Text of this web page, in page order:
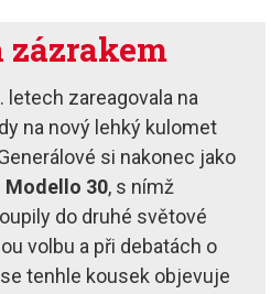
letech zareagovala na
na nový lehký kulomet
si nakonec jako
Modello 30, s nímž
do druhé světové
volbu a při debatách o
tenhle kousek objevuje